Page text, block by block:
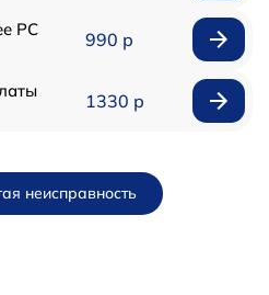
PC
990 р
1330 р
неисправность